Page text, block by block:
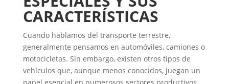
CARACTERÍSTICAS
Cuando hablamos del transporte terrestre,
generalmente pensamos en automóviles, camiones o
motocicletas. Sin embargo, existen otros tipos de
vehículos que, aunque menos conocidos, juegan un